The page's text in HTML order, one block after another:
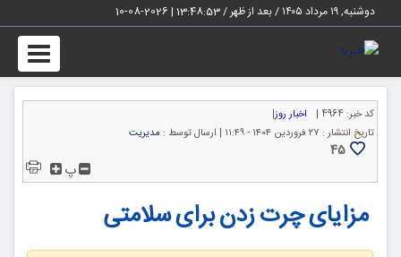
دوشنبه, ۱۹ مرداد ۱۴۰۵ / بعد از ظهر / 13:48:54
|
2026-08-10
کد خبر: 4964 | اخبار روز|
تاریخ انتشار : ۲۷ فروردین ۱۴۰۴ - ۱۱:۴۹ | ارسال توسط : مدیریت
45
پ
مزایای چرت زدن برای سلامتی